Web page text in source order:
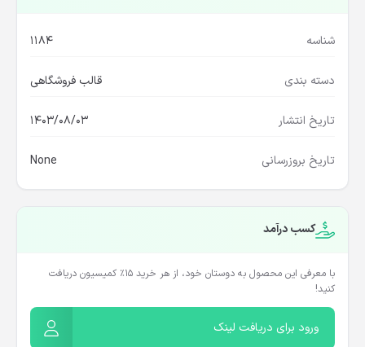
شناسه 1184
دسته بندی قالب فروشگاهی
تاریخ انتشار 1403/08/03
تاریخ بروزرسانی None
کسب درآمد
با معرفی این محصول به دوستان خود، از هر خرید ۱۵٪ کمیسیون دریافت
کنید!
ورود برای دریافت لینک